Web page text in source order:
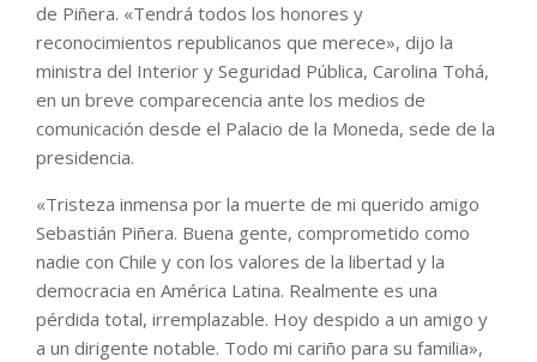
de Piñera. «Tendrá todos los honores y
reconocimientos republicanos que merece», dijo la
ministra del Interior y Seguridad Pública, Carolina Tohá,
en un breve comparecencia ante los medios de
comunicación desde el Palacio de la Moneda, sede de la
presidencia.
«Tristeza inmensa por la muerte de mi querido amigo
Sebastián Piñera. Buena gente, comprometido como
nadie con Chile y con los valores de la libertad y la
democracia en América Latina. Realmente es una
pérdida total, irremplazable. Hoy despido a un amigo y
a un dirigente notable. Todo mi cariño para su familia»,